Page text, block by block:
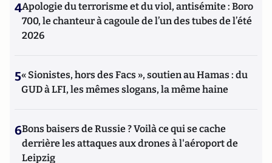
4Apologie du terrorisme et du viol, antisémite : Boro
700, le chanteur à cagoule de l’un des tubes de l’été
2026
5« Sionistes, hors des Facs », soutien au Hamas : du
GUD à LFI, les mêmes slogans, la même haine
6Bons baisers de Russie ? Voilà ce qui se cache
derrière les attaques aux drones à l'aéroport de
Leipzig